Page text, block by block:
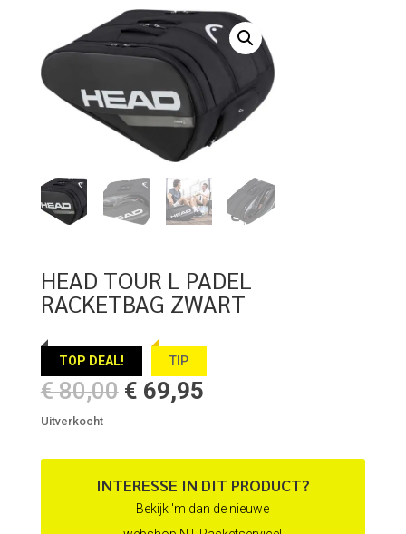
HEAD TOUR L PADEL
RACKETBAG ZWART
TOP DEAL! TIP
€80,00 Oorspronkelijke
€ 80,00.
€ 69,95Huidige
€ 69,95.
Uitverkocht
INTERESSE IN DIT PRODUCT?
Bekijk 'm dan de nieuwe